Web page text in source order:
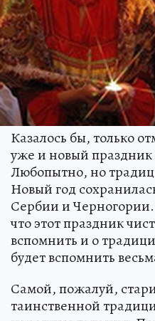
Казалось бы, только
уже и новый праздник
Любопытно, но
Новый год
Сербии и
что этот праздник
вспомнить и о
будет вспомнить
Самой, пожалуй,
таинственной